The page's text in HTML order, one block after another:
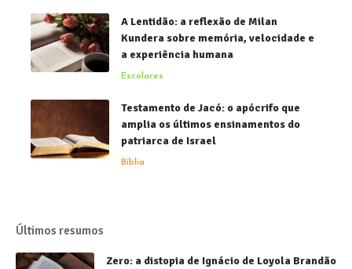
A Lentidão: a reflexão de Milan
Kundera sobre memória, velocidade e
a experiência humana
Escolares
Testamento de Jacó: o apócrifo que
amplia os últimos ensinamentos do
patriarca de Israel
Bíblia
Últimos resumos
Zero: a distopia de Ignácio de Loyola Brandão